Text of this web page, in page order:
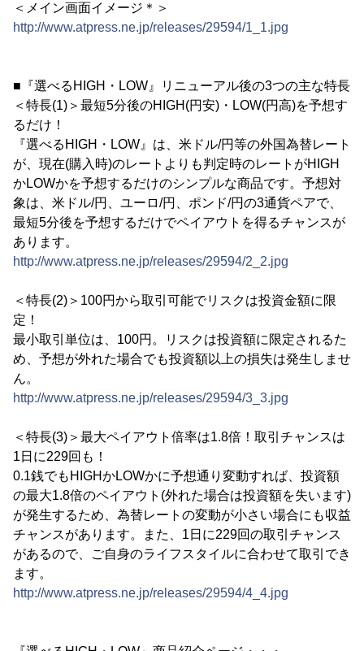
＜メイン画面イメージ＊＞
http://www.atpress.ne.jp/releases/29594/1_1.jpg
■『選べるHIGH・LOW』リニューアル後の3つの主な特長
＜特長(1)＞最短5分後のHIGH(円安)・LOW(円高)を予想す
るだけ！
『選べるHIGH・LOW』は、米ドル/円等の外国為替レート
が、現在(購入時)のレートよりも判定時のレートがHIGH
かLOWかを予想するだけのシンプルな商品です。予想対
象は、米ドル/円、ユーロ/円、ポンド/円の3通貨ペアで、
最短5分後を予想するだけでペイアウトを得るチャンスが
あります。
http://www.atpress.ne.jp/releases/29594/2_2.jpg
＜特長(2)＞100円から取引可能でリスクは投資金額に限
定！
最小取引単位は、100円。リスクは投資額に限定されるた
め、予想が外れた場合でも投資額以上の損失は発生しませ
ん。
http://www.atpress.ne.jp/releases/29594/3_3.jpg
＜特長(3)＞最大ペイアウト倍率は1.8倍！取引チャンスは
1日に229回も！
0.1銭でもHIGHかLOWかに予想通り変動すれば、投資額
の最大1.8倍のペイアウト(外れた場合は投資額を失います)
が発生するため、為替レートの変動が小さい場合にも収益
チャンスがあります。また、1日に229回の取引チャンス
があるので、ご自身のライフスタイルに合わせて取引でき
ます。
http://www.atpress.ne.jp/releases/29594/4_4.jpg